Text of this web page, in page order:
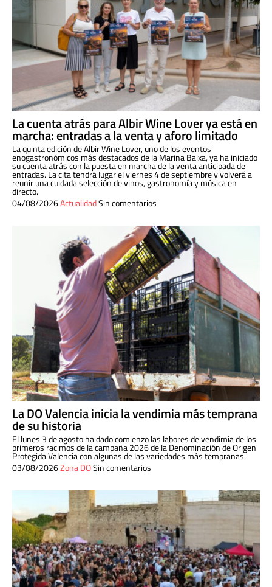
La cuenta atrás para Albir Wine Lover ya está en
marcha: entradas a la venta y aforo limitado
La quinta edición de Albir Wine Lover, uno de los eventos
enogastronómicos más destacados de la Marina Baixa, ya ha iniciado
su cuenta atrás con la puesta en marcha de la venta anticipada de
entradas. La cita tendrá lugar el viernes 4 de septiembre y volverá a
reunir una cuidada selección de vinos, gastronomía y música en
directo.
04/08/2026ActualidadSin comentarios
La DO Valencia inicia la vendimia más temprana
de su historia
El lunes 3 de agosto ha dado comienzo las labores de vendimia de los
primeros racimos de la campaña 2026 de la Denominación de Origen
Protegida Valencia con algunas de las variedades más tempranas.
03/08/2026Zona DOSin comentarios